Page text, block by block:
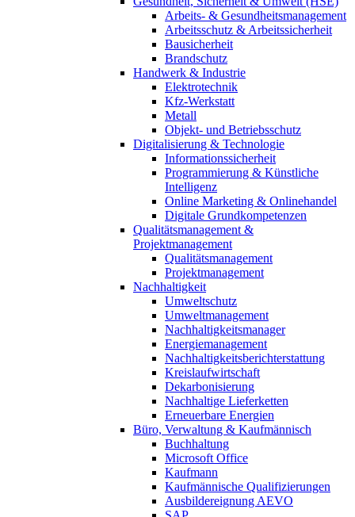
Arbeits- & Gesundheitsmanagement
Arbeitsschutz & Arbeitssicherheit
Bausicherheit
Brandschutz
Handwerk & Industrie
Elektrotechnik
Kfz-Werkstatt
Metall
Objekt- und Betriebsschutz
Digitalisierung & Technologie
Informationssicherheit
Programmierung & Künstliche
Intelligenz
Online Marketing & Onlinehandel
Digitale Grundkompetenzen
Qualitätsmanagement &
Projektmanagement
Qualitätsmanagement
Projektmanagement
Nachhaltigkeit
Umweltschutz
Umweltmanagement
Nachhaltigkeitsmanager
Energiemanagement
Nachhaltigkeitsberichterstattung
Kreislaufwirtschaft
Dekarbonisierung
Nachhaltige Lieferketten
Erneuerbare Energien
Büro, Verwaltung & Kaufmännisch
Buchhaltung
Microsoft Office
Kaufmann
Kaufmännische Qualifizierungen
Ausbildereignung AEVO